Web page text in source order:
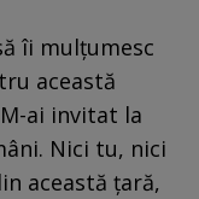
îi mulţumesc
această
ai invitat la
Nici tu, nici
această ţară,